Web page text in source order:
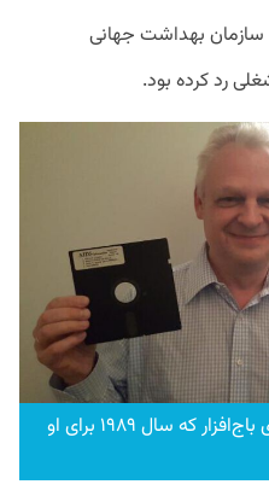
سازمان بهداشت جهانی
رد کرده بود.
ادی ویلیام اول فلاپی اصلی حاوی باج‌افزار که سال ۱۹۸۹ برای او